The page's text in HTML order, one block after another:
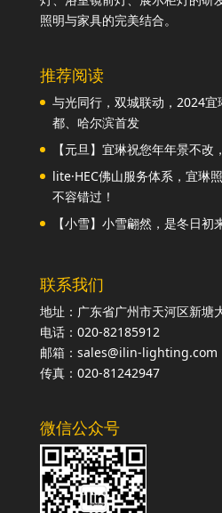
照明与家具的完美结合。
推荐阅读
与光同行，双城联动，2024
都、哈尔滨首发
【元旦】宜琳祝您年年景不改
lite·HEC佛山服务体系，宜琳
不容错过！
【小雪】小雪翩然，是冬日初
联系我们
地址：广东省广州市天河区新塘
电话：020-82185912
邮箱：sales@ilin-lighting.com
传真：020-81242947
微信公众号